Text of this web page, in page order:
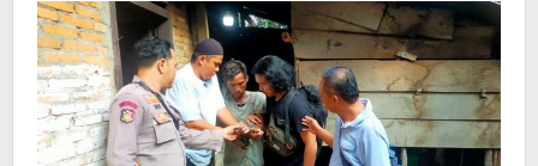
saat
hendak
Dikubur